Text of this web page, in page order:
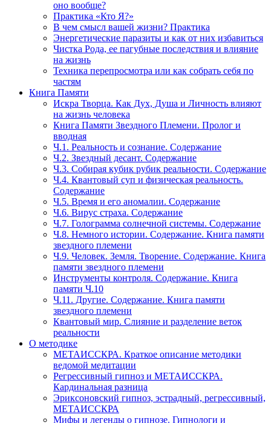
оно вообще?
Практика «Кто Я?»
В чем смысл вашей жизни? Практика
Энергетические паразиты и как от них избавиться
Чистка Рода, ее пагубные последствия и влияние
на жизнь
Техника перепросмотра или как собрать себя по
частям
Книга Памяти
Искра Творца. Как Дух, Душа и Личность влияют
на жизнь человека
Книга Памяти Звездного Племени. Пролог и
вводная
Ч.1. Реальность и сознание. Содержание
Ч.2. Звездный десант. Содержание
Ч.3. Собирая кубик рубик реальности. Содержание
Ч.4. Квантовый суп и физическая реальность.
Содержание
Ч.5. Время и его аномалии. Содержание
Ч.6. Вирус страха. Содержание
Ч.7. Голограмма солнечной системы. Содержание
Ч.8. Немного истории. Содержание. Книга памяти
звездного племени
Ч.9. Человек. Земля. Творение. Содержание. Книга
памяти звездного племени
Инструменты контроля. Содержание. Книга
памяти Ч.10
Ч.11. Другие. Содержание. Книга памяти
звездного племени
Квантовый мир. Слияние и разделение веток
реальности
О методике
МЕТАИССКРА. Краткое описание методики
ведомой медитации
Регрессивный гипноз и МЕТАИССКРА.
Кардинальная разница
Эриксоновский гипноз, эстрадный, регрессивный,
МЕТАИССКРА
Мифы и легенды о гипнозе. Гипнологи и